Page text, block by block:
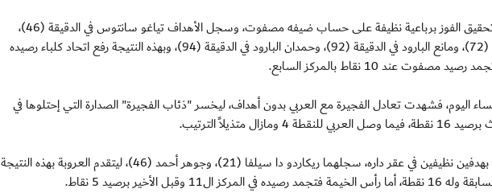
وفي مباراة أخرى، استطاع اتحاد كلباء تحقيق الفوز برباعية نظيفة على حساب ضيفه مصفوت، وسجل الأهداف تياغو سانتوس في الدقيقة (46)،
وغوستافو دوس سانتوس في الدقيقة (72)، ومانع البارود في الدقيقة (92)، وحمدان البارود في الدقيقة (94)، وبهذه النتيجة رفع اتحاد كلباء رصيده
اليوم، فشهدت تعادل الفجيرة مع العربي بدون أهداف، ليخسر "ذئاب الفجيرة" الصدارة التي إحتلوها في
متذيلاً الترتيب.
وحقق العروبة الفوز على رأس الخيمة بهدفين نظيفين في عقر داره، سجلهما ريكاردو دا سيلفا (21)، وجوهر أحمد (46)، ليتقدم العروبة بهذه النتيجة
الأخير برصيد 5 نقاط.